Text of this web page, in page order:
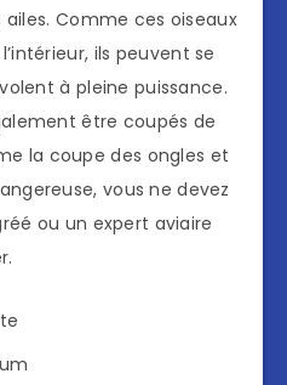
Comme ces oiseaux
ils peuvent se
à pleine puissance.
être coupés de
la coupe des ongles et
vous ne devez
ou un expert aviaire